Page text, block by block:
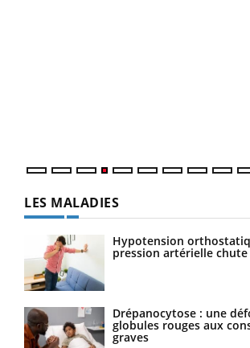
LES MALADIES
Hypotension
pression artérielle
Drépanocytose : une
globules rouges aux
graves